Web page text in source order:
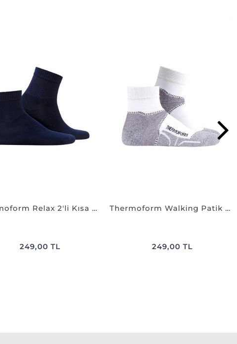
Thermoform Relax 2'li Kısa Çorap LACİVERT
249,00 TL
Thermoform Walking Patik Çorap BEYAZ
249,00 TL